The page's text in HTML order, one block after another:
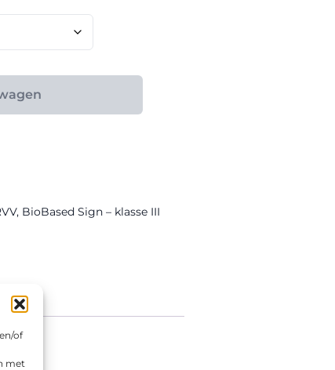
of
met
, BioBased Sign – klasse III